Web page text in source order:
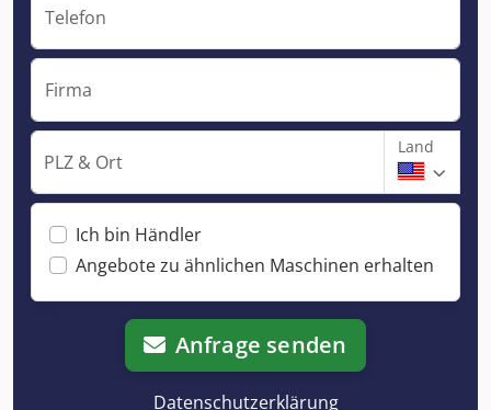
Telefon
Firma
PLZ & Ort
Land
Ich bin Händler
Angebote zu ähnlichen Maschinen erhalten
Anfrage senden
Datenschutzerklärung